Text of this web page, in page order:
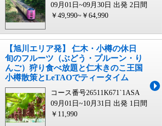
09月01日~09月30日 出発 2日間
￥49,990~￥64,990
【旭川エリア発】 仁木・小樽の休日
旬のフルーツ（ぶどう・プルーン・り
んご）狩り食べ放題と仁木きのこ王国
小樽散策とLeTAOでティータイム
コース番号26511K671`1ASA
09月01日~10月31日 出発 1日間
￥11,990